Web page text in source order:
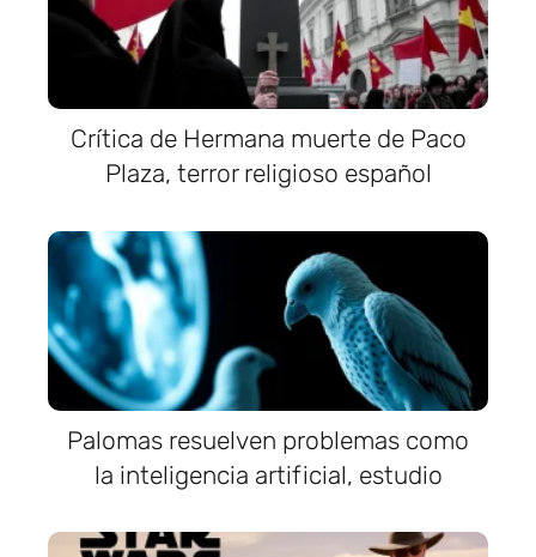
Crítica de Hermana muerte de Paco
Plaza, terror religioso español
Palomas resuelven problemas como
la inteligencia artificial, estudio